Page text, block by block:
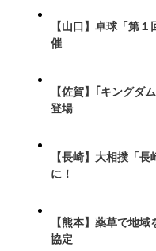
【山口】卓球「第
催
【佐賀】｢キングダ
登場
【長崎】大相撲「
に！
【熊本】薬草で地
協定